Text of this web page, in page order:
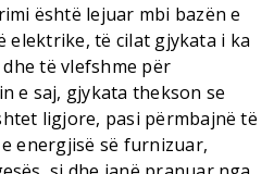
është lejuar mbi bazën e
elektrike, të cilat gjykata i ka
të vlefshme për
e saj, gjykata thekson se
ligjore, pasi përmbajnë të
energjisë së furnizuar,